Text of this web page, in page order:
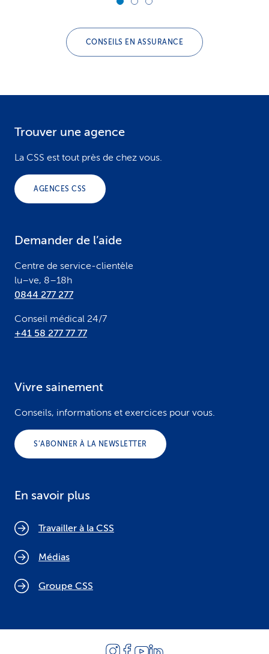
CONSEILS EN ASSURANCE
Trouver une agence
La CSS est tout près de chez vous.
AGENCES CSS
Demander de l’aide
Centre de service-clientèle
lu–ve, 8–18h
0844 277 277
Conseil médical 24/7
+41 58 277 77 77
Vivre sainement
Conseils, informations et exercices pour vous.
S’ABONNER À LA NEWSLETTER
En savoir plus
Travailler à la CSS
Médias
Groupe CSS